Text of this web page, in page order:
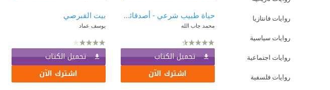
روايات فانتازيا
روايات سياسية
روايات اجتماعية
روايات فلسفية
حياة طبيب شرعي - أصدقائي الموتى شكراً
محمد جاب الله
تحميل الكتاب
اشترك الآن
بيت القبرصي
يوسف عماد
تحميل الكتاب
اشترك الآن